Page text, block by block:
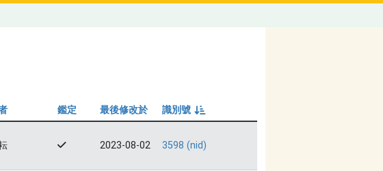
鑑定 最後修改於
識別號
由小到大
2023-08-02 3598 (nid)